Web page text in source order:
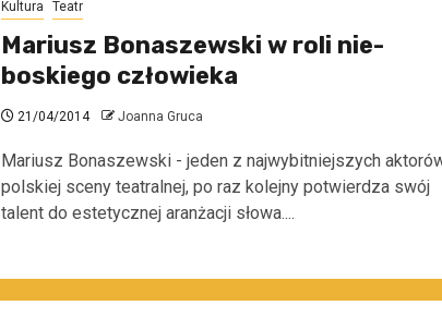
Kultura Teatr
Mariusz Bonaszewski w roli nie-
boskiego człowieka
21/04/2014 Joanna Gruca
Mariusz Bonaszewski - jeden z najwybitniejszych
polskiej sceny teatralnej, po raz kolejny potwierdza swój
talent do estetycznej aranżacji słowa....